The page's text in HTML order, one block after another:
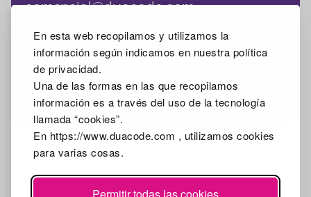
En esta web recopilamos y utilizamos la
información según indicamos en nuestra política
de privacidad.
Una de las formas en las que recopilamos
información es a través del uso de la tecnología
llamada “cookies”.
En https://www.duacode.com , utilizamos cookies
para varias cosas.
comercial@duacode.com
+34 981 065 089
Facebook Instagram Linkedin Google Mybusiness
2026
Aviso legal